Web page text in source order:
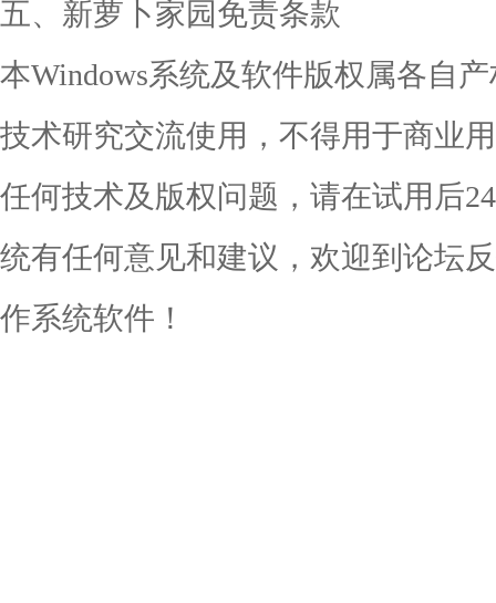
五、新萝卜家园免责条款
本Windows系统及软件版权属各自
技术研究交流使用，不得用于商业
任何技术及版权问题，请在试用后
统有任何意见和建议，欢迎到论坛
作系统软件！